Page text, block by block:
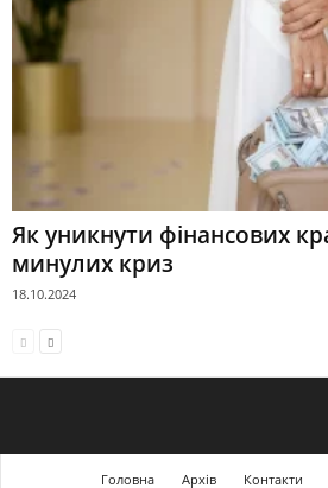
Як уникнути фінансових
минулих криз
18.10.2024
Головна Архів Контакти